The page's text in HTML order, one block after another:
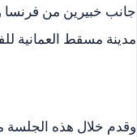
جانب خبيرين من فرنسا
مدينة مسقط العمانية للفترة من ٤-
وقدم خلال هذه الجلسة